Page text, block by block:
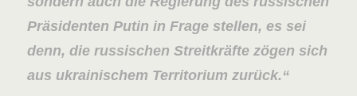
Präsidenten Putin in Frage stellen, es sei
denn, die russischen Streitkräfte zögen sich
aus ukrainischem Territorium zurück.